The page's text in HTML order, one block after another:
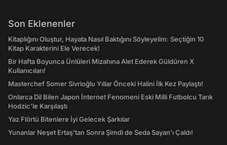
Son Eklenenler
Kitaplığını Oluştur, Hayata Nasıl Baktığını Söyleyelim: Seçtiğin 10
Kitap Karakterini Ele Verecek!
Bir Hafta Boyunca Ünlüleri Mizahına Alet Ederek Güldüren X
Kullanıcıları!
Masterchef Somer Sivrioğlu Yıllar Önceki Halini İlk Kez Paylaştı!
Onlarca Dil Bilen Japon İnternet Fenomeni Eski Milli Futbolcu Tarık
Hodzic'le Karşılaştı
Yaz Flörtü Bitenlere İyi Gelecek Şarkılar
Yunanlar Neşet Ertaş'tan Sonra Şimdi de Seda Sayan'ı Çaldı!